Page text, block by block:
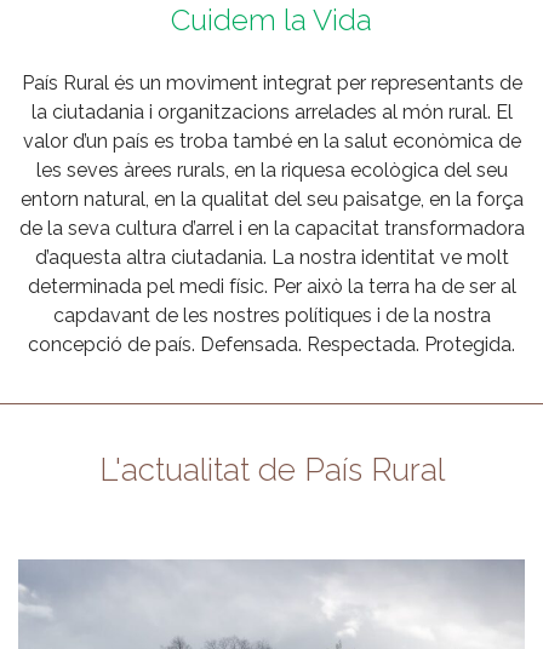
Cuidem la Vida
País Rural és un moviment integrat per representants de
la ciutadania i organitzacions arrelades al món rural. El
valor d’un país es troba també en la salut econòmica de
les seves àrees rurals, en la riquesa ecològica del seu
entorn natural, en la qualitat del seu paisatge, en la força
de la seva cultura d’arrel i en la capacitat transformadora
d’aquesta altra ciutadania. La nostra identitat ve molt
determinada pel medi físic. Per això la terra ha de ser al
capdavant de les nostres polítiques i de la nostra
concepció de país. Defensada. Respectada. Protegida.
L'actualitat de País Rural